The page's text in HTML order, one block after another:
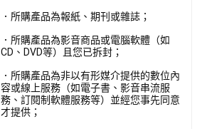
．所購產品為報紙、期刊或雜誌；
．所購產品為影音商品或電腦軟體（如
CD、DVD等）且您已拆封；
．所購產品為非以有形媒介提供的數位內
容或線上服務（如電子書、影音串流服
務、訂閱制軟體服務等）並經您事先同意
才提供；